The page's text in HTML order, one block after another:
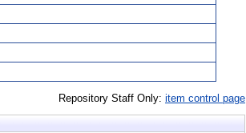
Repository Staff Only: item control page